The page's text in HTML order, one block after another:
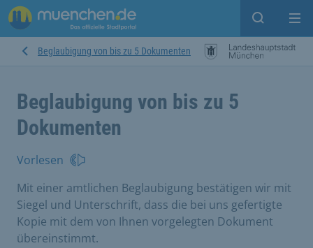
Suche
Beglaubigung von bis zu 5 Dokumenten
Beglaubigung von bis zu 5
Dokumenten
Vorlesen
Mit einer amtlichen Beglaubigung bestätigen wir mit
Siegel und Unterschrift, dass die bei uns gefertigte
Kopie mit dem von Ihnen vorgelegten Dokument
übereinstimmt.